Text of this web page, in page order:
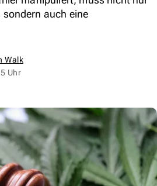
auch eine
Walk
Uhr